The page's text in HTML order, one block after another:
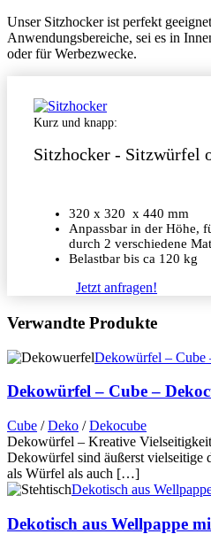
Unser Sitzhocker ist perfekt
Anwendungsbereiche, sei es in
oder für Werbezwecke.
Kurz und knapp:
Sitzhocker - Sitzwürfel
320 x 320 x 440 mm
Anpassbar in der Höhe,
durch 2 verschiedene
Belastbar bis ca 120 kg
Jetzt anfragen!
Verwandte Produkte
Dekowürfel – Cube
Dekowürfel – Cube –
Cube / Deko / Dekocube
Dekowürfel – Kreative
Dekowürfel sind äußerst vielseitige
als Würfel als auch […]
Dekotisch aus
Dekotisch aus Wellpappe